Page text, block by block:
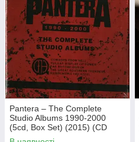
Pantera – The Complete
Studio Albums 1990-2000
(5cd, Box Set) (2015) (CD
Audio) (Import)